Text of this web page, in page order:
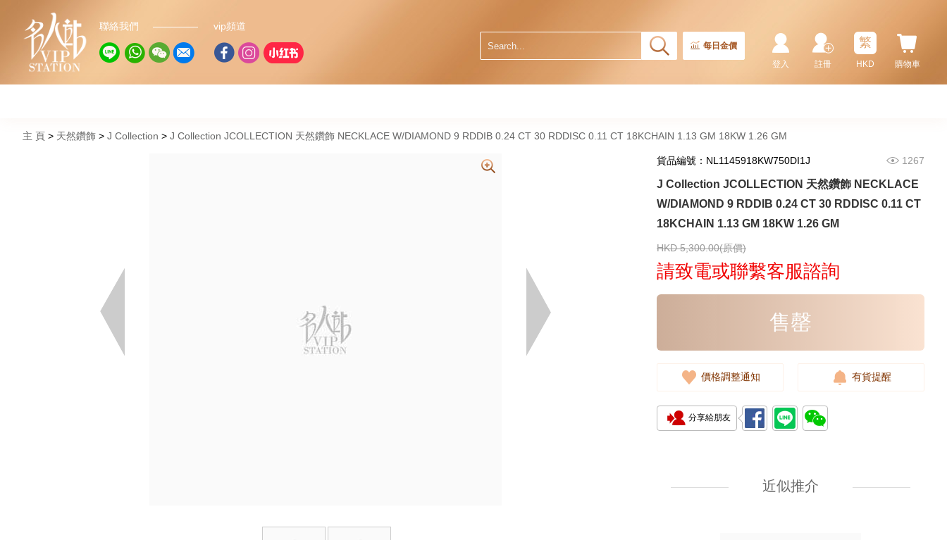
聯絡我們 vip頻道
每日金價
購物車
繁
HKD
註冊
登入
主 頁 天然鑽飾 J Collection J Collection JCOLLECTION 天然鑽飾 NECKLACE W/DIAMOND 9 RDDIB 0.24 CT 30 RDDISC 0.11 CT 18KCHAIN 1.13 GM 18KW 1.26 GM
貨品編號：NL1145918KW750DI1J 1267
J Collection JCOLLECTION 天然鑽飾 NECKLACE
W/DIAMOND 9 RDDIB 0.24 CT 30 RDDISC 0.11 CT
18KCHAIN 1.13 GM 18KW 1.26 GM
HKD 5,300.00(原價)
請致電或聯繫客服諮詢
售罄
價格調整通知 有貨提醒
分享給朋友
近似推介
0.21 GM (0.1CT)
J Collection JCOLLECTION
RDDI 0.32 CT18KR 2.14 GM
18KW 4.50 GM (Head 6.5mm)
3,764.00